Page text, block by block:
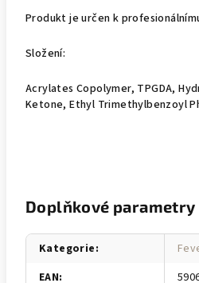
Produkt je určen k
Složení:
Acrylates Copolymer, TPGDA,
Ketone, Ethyl Trimethylbenzoyl
Doplňkové parametry
Kategorie:
EAN: